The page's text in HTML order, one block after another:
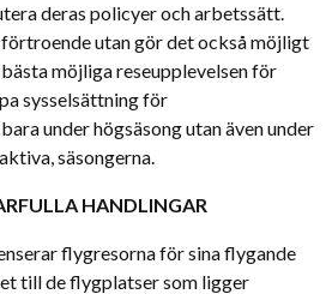
deras policyer och arbetssätt.
utan gör det också möjligt
möjliga reseupplevelsen för
sysselsättning för
under högsäsong utan även under
säsongerna.
HANDLINGAR
flygresorna för sina flygande
till de flygplatser som ligger